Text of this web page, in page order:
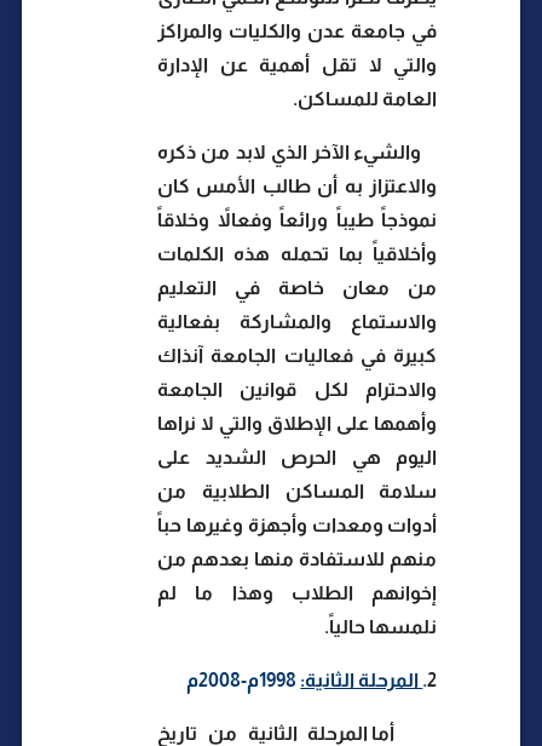
في جامعة عدن والكليات والمراكز
والتي لا تقل أهمية عن الإدارة
العامة للمساكن.
والشيء الآخر الذي لابد من ذكره
والاعتزاز به أن طالب الأمس كان
نموذجاً طيباً ورائعاً وفعالاً وخلاقاً
وأخلاقياً بما تحمله هذه الكلمات
من معان خاصة في التعليم
والاستماع والمشاركة بفعالية
كبيرة في فعاليات الجامعة آنذاك
والاحترام لكل قوانين الجامعة
وأهمها على الإطلاق والتي لا نراها
اليوم هي الحرص الشديد على
سلامة المساكن الطلابية من
أدوات ومعدات وأجهزة وغيرها حباً
منهم للاستفادة منها بعدهم من
إخوانهم الطلاب وهذا ما لم
نلمسها حالياً.
2
. المرحلة الثانية:
أما المرحلة الثانية من تاريخ